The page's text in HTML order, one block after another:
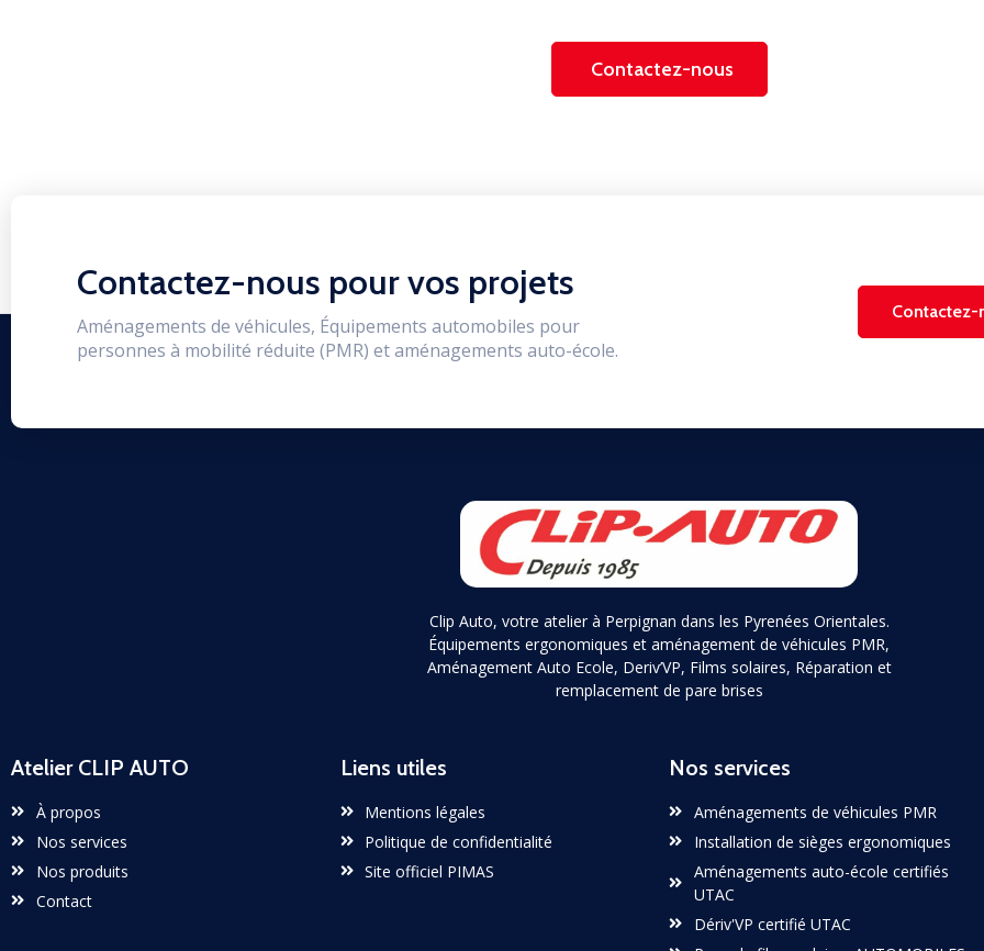
Contactez-nous
Contactez-nous pour vos projets
Aménagements de véhicules, Équipements automobiles pour
personnes à mobilité réduite (PMR) et aménagements auto-école.
Contactez-
Clip Auto, votre atelier à Perpignan dans les Pyrenées Orientales.
Équipements ergonomiques et aménagement de véhicules PMR,
Aménagement Auto Ecole, Deriv’VP, Films solaires, Réparation et
remplacement de pare brises
Atelier CLIP AUTO
À propos
Nos services
Nos produits
Contact
Liens utiles
Mentions légales
Politique de confidentialité
Site officiel PIMAS
Nos services
Aménagements de véhicules PMR
Installation de sièges ergonomiques
Aménagements auto-école certifiés
UTAC
Dériv'VP certifié UTAC